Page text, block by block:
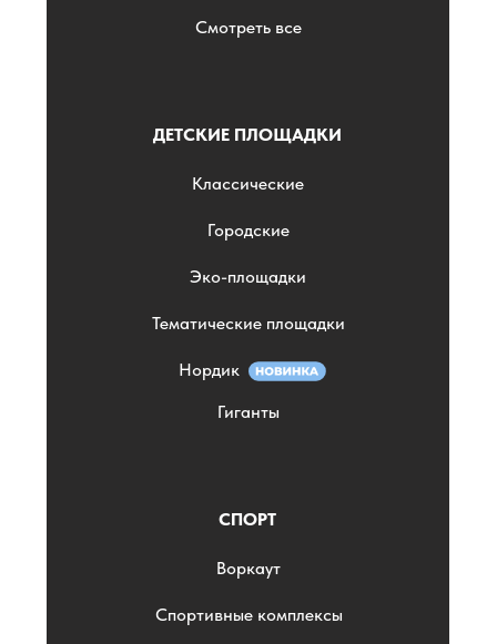
Смотреть все
ДЕТСКИЕ ПЛОЩАДКИ
Классические
Городские
Эко-площадки
Тематические площадки
Нордик
Гиганты
СПОРТ
Воркаут
Спортивные комплексы